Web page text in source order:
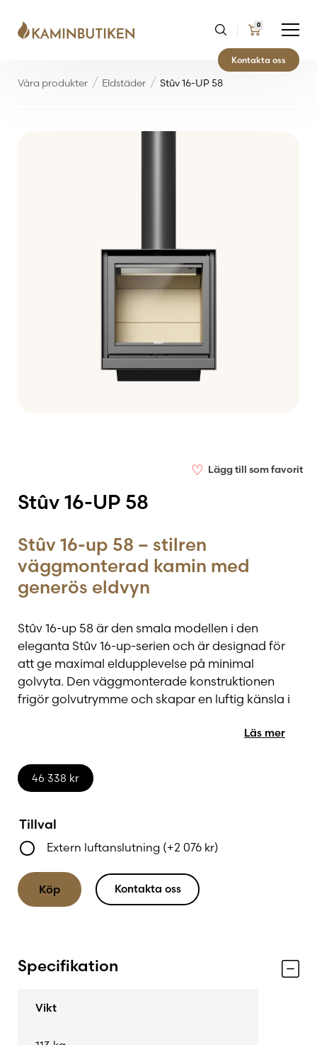
0
Kontakta oss
Våra produkter Eldstäder Stûv 16-UP 58
♡ Lägg till som favorit
Stûv 16-UP 58
46 338 kr
Stûv 16-up 58 – stilren
väggmonterad kamin med
generös eldvyn
Stûv 16-up 58 är den smala modellen i den
eleganta Stûv 16-up-serien och är designad för
att ge maximal eldupplevelse på minimal
golvyta. Den väggmonterade konstruktionen
frigör golvutrymme och skapar en luftig känsla i
Kaminen är utrustad med ett smart
värmeåtervinningssystem som tar till vara på
uppvärmning och optimal vedanvändning. Den
har en praktisk gångjärnsförsedd lucka som
är luckan alltid stängd för bästa säkerhet och
prestanda.
Passar vedträn upp till
skapar rymd
Läs mer
Tillval
Extern luftanslutning (+2 076 kr)
Köp Kontakta oss
Specifikation
Vikt